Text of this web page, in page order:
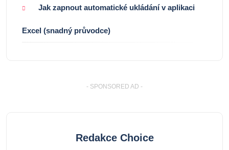
Jak zapnout automatické ukládání v aplikaci
Excel (snadný průvodce)
- SPONSORED AD -
Redakce Choice